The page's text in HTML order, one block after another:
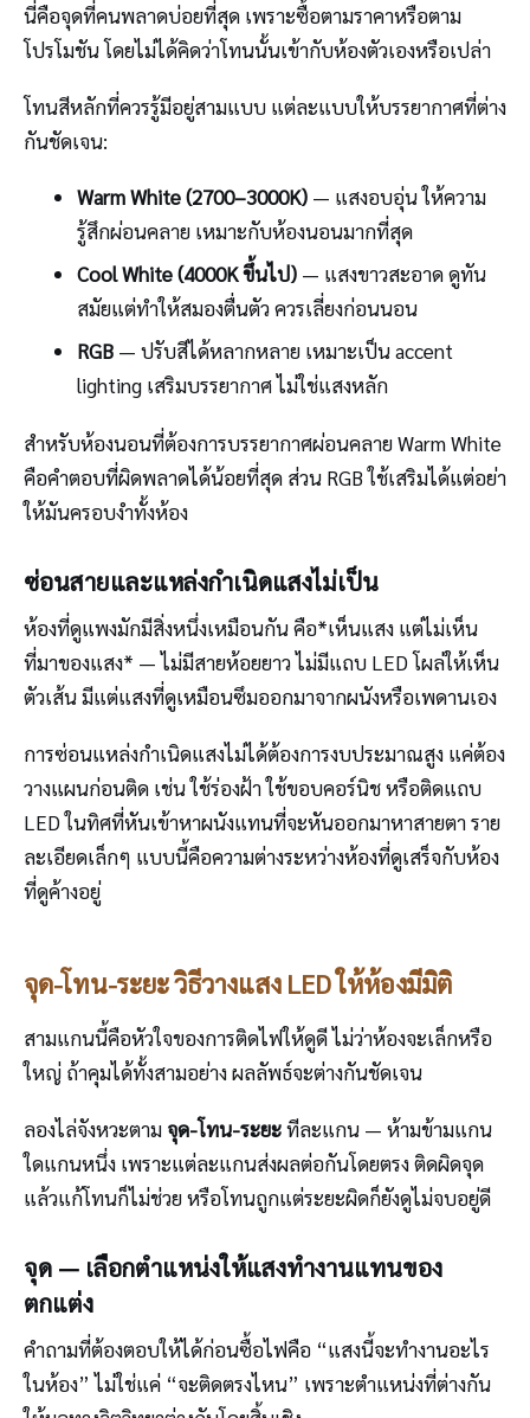
นี่คือจุดที่คนพลาดบ่อยที่สุด เพราะซื้อตามราคาหรือตาม
โปรโมชัน โดยไม่ได้คิดว่าโทนนั้นเข้ากับห้องตัวเองหรือเปล่า
โทนสีหลักที่ควรรู้มีอยู่สามแบบ แต่ละแบบให้บรรยากาศที่ต่าง
กันชัดเจน:
Warm White (2700–3000K)— แสงอบอุ่น ให้ความ
รู้สึกผ่อนคลาย เหมาะกับห้องนอนมากที่สุด
Cool White (4000K ขึ้นไป)— แสงขาวสะอาด ดูทัน
สมัยแต่ทำให้สมองตื่นตัว ควรเลี่ยงก่อนนอน
RGB— ปรับสีได้หลากหลาย เหมาะเป็น accent
lighting เสริมบรรยากาศ ไม่ใช่แสงหลัก
สำหรับห้องนอนที่ต้องการบรรยากาศผ่อนคลาย Warm White
คือคำตอบที่ผิดพลาดได้น้อยที่สุด ส่วน RGB ใช้เสริมได้แต่อย่า
ให้มันครอบงำทั้งห้อง
ซ่อนสายและแหล่งกำเนิดแสงไม่เป็น
ห้องที่ดูแพงมักมีสิ่งหนึ่งเหมือนกัน คือ*เห็นแสง แต่ไม่เห็น
ที่มาของแสง* — ไม่มีสายห้อยยาว ไม่มีแถบ LED โผล่ให้เห็น
ตัวเส้น มีแต่แสงที่ดูเหมือนซึมออกมาจากผนังหรือเพดานเอง
การซ่อนแหล่งกำเนิดแสงไม่ได้ต้องการงบประมาณสูง แค่ต้อง
วางแผนก่อนติด เช่น ใช้ร่องฝ้า ใช้ขอบคอร์นิช หรือติดแถบ
LED ในทิศที่หันเข้าหาผนังแทนที่จะหันออกมาหาสายตา ราย
ละเอียดเล็กๆ แบบนี้คือความต่างระหว่างห้องที่ดูเสร็จกับห้อง
ที่ดูค้างอยู่
จุด-โทน-ระยะ วิธีวางแสง LED ให้ห้องมีมิติ
สามแกนนี้คือหัวใจของการติดไฟให้ดูดี ไม่ว่าห้องจะเล็กหรือ
ใหญ่ ถ้าคุมได้ทั้งสามอย่าง ผลลัพธ์จะต่างกันชัดเจน
ลองไล่จังหวะตาม จุด-โทน-ระยะทีละแกน — ห้ามข้ามแกน
ใดแกนหนึ่ง เพราะแต่ละแกนส่งผลต่อกันโดยตรง ติดผิดจุด
แล้วแก้โทนก็ไม่ช่วย หรือโทนถูกแต่ระยะผิดก็ยังดูไม่จบอยู่ดี
จุด — เลือกตำแหน่งให้แสงทำงานแทนของ
ตกแต่ง
คำถามที่ต้องตอบให้ได้ก่อนซื้อไฟคือ “แสงนี้จะทำงานอะไร
ในห้อง” ไม่ใช่แค่ “จะติดตรงไหน” เพราะตำแหน่งที่ต่างกัน